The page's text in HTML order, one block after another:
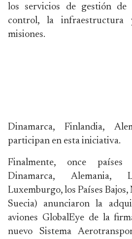
los servicios de gestión
control, la
misiones.
Dinamarca, Finlandia,
participan en esta iniciativa.
Finalmente, once países
Dinamarca, Alemania,
Luxemburgo, los Países
Suecia) anunciaron la
aviones GlobalEye de la
nuevo Sistema